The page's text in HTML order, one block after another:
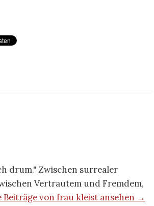
drum." Zwischen surrealer
Vertrautem und Fremdem,
Beiträge von frau kleist ansehen →